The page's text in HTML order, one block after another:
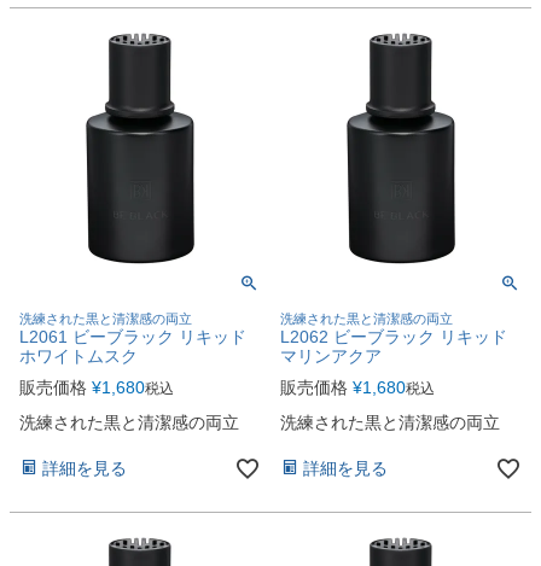
洗練された黒と清潔感の両立
L2061 ビーブラック リキッド
ホワイトムスク
販売価格 ¥1,680税込
洗練された黒と清潔感の両立
詳細を見る
洗練された黒と清潔感の両立
L2062 ビーブラック リキッド
マリンアクア
販売価格 ¥1,680税込
洗練された黒と清潔感の両立
詳細を見る